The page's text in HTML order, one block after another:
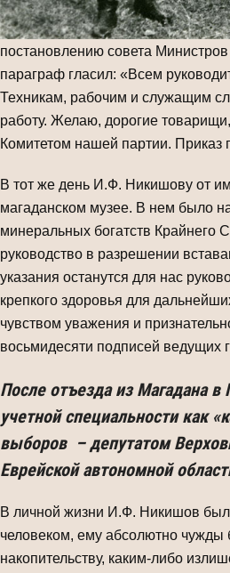
постановлению совета
параграф гласил: «Всем
Техникам, рабочим и служащим
работу. Желаю, дорогие
Комитетом нашей партии. Приказ
В тот же день И.Ф. Никишову от
магаданском музее. В нем было
минеральных богатств Крайнего
руководство в разрешении
указания останутся для нас
крепкого здоровья для
чувством уважения и
восьмидесяти подписей ведущих
После отъезда из Магадана
учетной специальности как
выборов – депутатом
Еврейской автономной
В личной жизни И.Ф. Никишов
человеком, ему абсолютно
накопительству, каким-либо